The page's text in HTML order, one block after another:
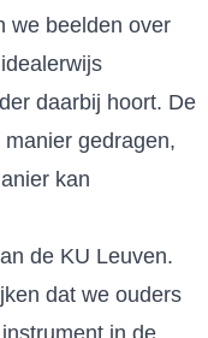
we beelden over
daarbij hoort. De
gedragen,
kan
de KU Leuven.
dat we ouders
in de